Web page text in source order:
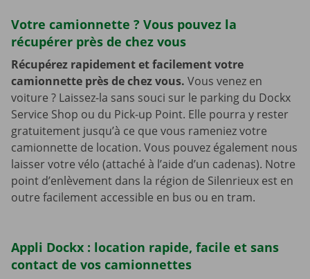
Votre camionnette ? Vous pouvez la
récupérer près de chez vous
Récupérez rapidement et facilement votre
camionnette près de chez vous. Vous venez en
voiture ? Laissez-la sans souci sur le parking du Dockx
Service Shop ou du Pick-up Point. Elle pourra y rester
gratuitement jusqu’à ce que vous rameniez votre
camionnette de location. Vous pouvez également nous
laisser votre vélo (attaché à l’aide d’un cadenas). Notre
point d’enlèvement dans la région de Silenrieux est en
outre facilement accessible en bus ou en tram.
Appli Dockx : location rapide, facile et sans
contact de vos camionnettes